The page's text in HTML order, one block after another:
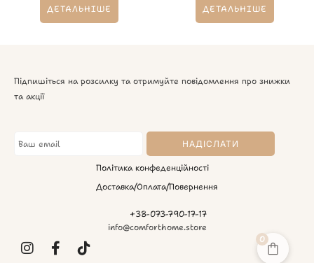
ДЕТАЛЬНІШЕ ДЕТАЛЬНІШЕ
Підпишіться на розсилку та отримуйте повідомлення про знижки
та акції
Політика конфеденційності
Доставка/Оплата/Повернення
+38-073-790-17-17
info@comforthome.store
0